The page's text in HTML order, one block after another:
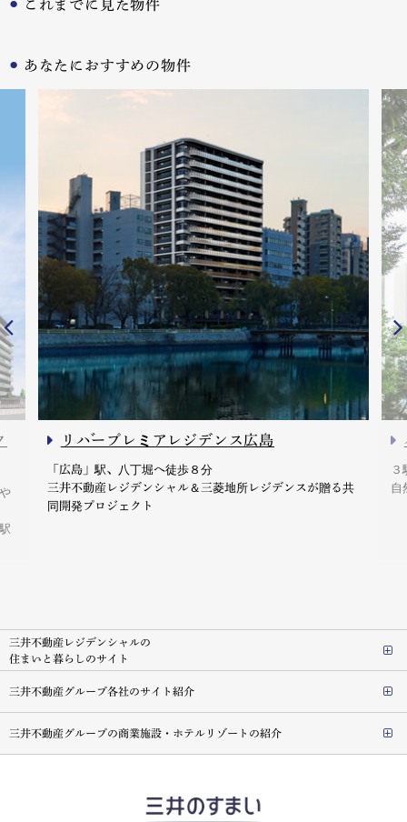
これまでに見た物件
あなたにおすすめの物件
リバープレミアレジデンス広島
「広島」駅、八丁堀へ徒歩８分
三井不動産レジデンシャル＆三菱地所レジデンスが贈る共
同開発プロジェクト
３
自
三井不動産レジデンシャルの
住まいと暮らしのサイト
三井不動産グループ各社のサイト紹介
三井不動産グループの商業施設・ホテルリゾートの紹介